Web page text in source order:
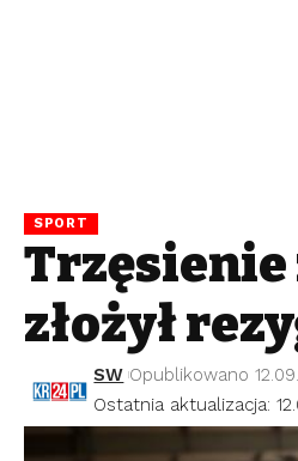
SPORT
Trzęsienie
złożył
Ostatnia aktualizacja:
SW Opublikowano